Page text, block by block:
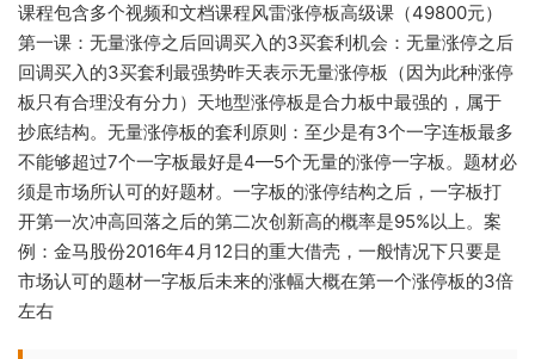
课程包含多个视频和文档课程风雷涨停板高级课（49800元）
第一课：无量涨停之后回调买入的3买套利机会：无量涨停之后
回调买入的3买套利最强势昨天表示无量涨停板（因为此种涨停
板只有合理没有分力）天地型涨停板是合力板中最强的，属于
抄底结构。无量涨停板的套利原则：至少是有3个一字连板最多
不能够超过7个一字板最好是4—5个无量的涨停一字板。题材必
须是市场所认可的好题材。一字板的涨停结构之后，一字板打
开第一次冲高回落之后的第二次创新高的概率是95%以上。案
例：金马股份2016年4月12日的重大借壳，一般情况下只要是
市场认可的题材一字板后未来的涨幅大概在第一个涨停板的3倍
左右